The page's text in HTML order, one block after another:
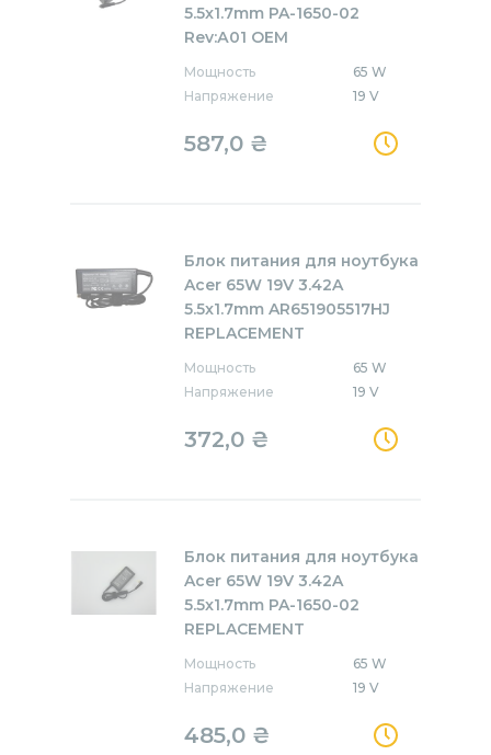
5.5x1.7mm PA-1650-02
Rev:А01 OEM
Мощность
65 W
Напряжение
19 V
587,0 ₴
Блок питания для ноутбука
Acer 65W 19V 3.42A
5.5x1.7mm AR651905517HJ
REPLACEMENT
Мощность
65 W
Напряжение
19 V
372,0 ₴
Блок питания для ноутбука
Acer 65W 19V 3.42A
5.5x1.7mm PA-1650-02
REPLACEMENT
Мощность
65 W
Напряжение
19 V
485,0 ₴